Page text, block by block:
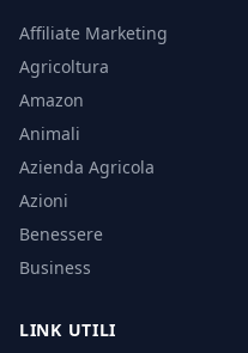
Affiliate Marketing
Agricoltura
Amazon
Animali
Azienda Agricola
Azioni
Benessere
Business
LINK UTILI